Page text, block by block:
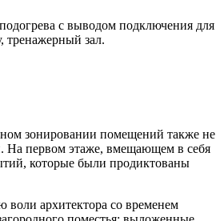
с выводом подключения для
тренажерный зал.
зонировании помещений также не
На первом этаже, вмещающем в себя
которые были продиктованы
воли архитектора со временем